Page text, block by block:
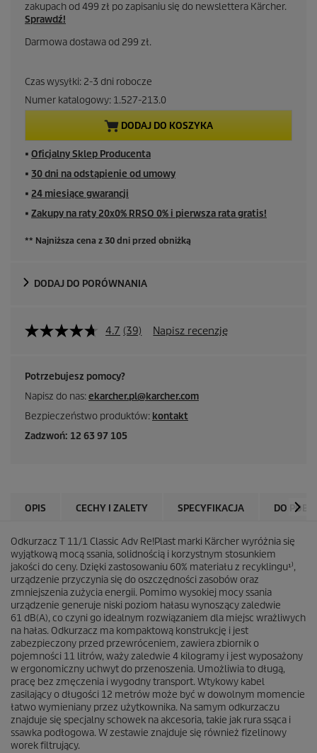
zakupach od 499 zł po zapisaniu się do newslettera Kärcher.
Sprawdź!
Darmowa dostawa od 299 zł.
Czas wysyłki: 2-3 dni robocze
Numer katalogowy: 1.527-213.0
DODAJ DO KOSZYKA
■ Oficjalny Sklep Producenta
■ 30 dni na odstąpienie od umowy
■ 24 miesiące gwarancji
■ Zakupy na raty 20x0% RRSO 0% i pierwsza rata gratis!
** Najniższa cena z 30 dni przed obniżką
DODAJ DO PORÓWNANIA
4.7 (39) Napisz recenzję
Potrzebujesz pomocy?
Napisz do nas:ekarcher.pl@karcher.com
Bezpieczeństwo produktów: kontakt
Zadzwoń: 12 63 97 105
OPIS CECHY I ZALETY SPECYFIKACJA DO
Odkurzacz T 11/1 Classic Adv Re!Plast marki Kärcher wyróżnia się
wyjątkową mocą ssania, solidnością i korzystnym stosunkiem
jakości do ceny. Dzięki zastosowaniu 60% materiału z recyklingu¹⁾,
urządzenie przyczynia się do oszczędności zasobów oraz
zmniejszenia zużycia energii. Pomimo wysokiej mocy ssania
urządzenie generuje niski poziom hałasu wynoszący zaledwie
61 dB(A), co czyni go idealnym rozwiązaniem dla miejsc wrażliwych
na hałas. Odkurzacz ma kompaktową konstrukcję i jest
zabezpieczony przed przewróceniem, zawiera zbiornik o
pojemności 11 litrów, waży zaledwie 4 kilogramy i jest wyposażony
w ergonomiczny uchwyt do przenoszenia. Umożliwia to długą,
pracę bez zmęczenia i wygodny transport. Wtykowy kabel
zasilający o długości 12 metrów może być w dowolnym momencie
łatwo wymieniany przez użytkownika. Na samym odkurzaczu
znajduje się specjalny schowek na akcesoria, takie jak rura ssąca i
ssawka podłogowa. W zestawie znajduje się również fizelinowy
worek filtrujący.